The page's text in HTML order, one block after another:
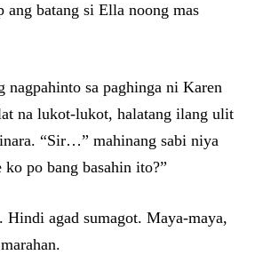
ang batang si Ella noong mas
nagpahinto sa paghinga ni Karen
na lukot-lukot, halatang ilang ulit
“Sir…” mahinang sabi niya
po bang basahin ito?”
Hindi agad sumagot. Maya-maya,